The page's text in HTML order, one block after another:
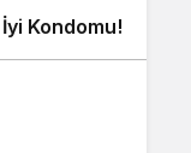
Kondomu!